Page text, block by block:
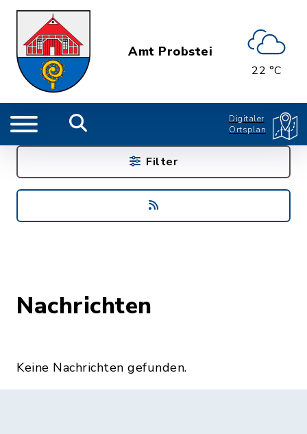
Amt Probstei
22 °C
Digitaler
Ortsplan
Nachrichten
Keine Nachrichten gefunden.
Filter